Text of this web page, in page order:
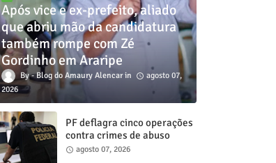
Após vice e ex-prefeito, aliado
que abriu mão da candidatura
também rompe com Zé
Gordinho em Araripe
Blog do Amaury Alencar
agosto 07,
2026
PF deflagra cinco operações
contra crimes de abuso
sexual infanto juvenil em
agosto 07, 2026